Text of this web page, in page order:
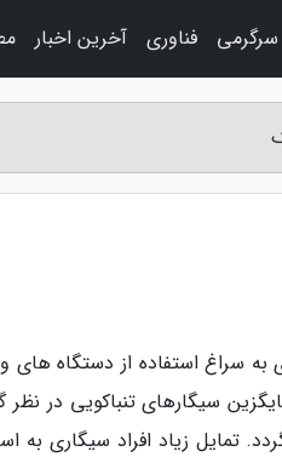
به سراغ استفاده از دستگاه
سیگارهای تنباکویی در نظر
تمایل زیاد افراد سیگاری به
فناوری آخرین اخبار